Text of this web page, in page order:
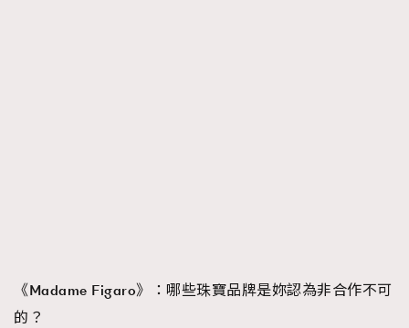
《Madame Figaro》： 哪些珠寶品牌是妳認為非合作不可
的？